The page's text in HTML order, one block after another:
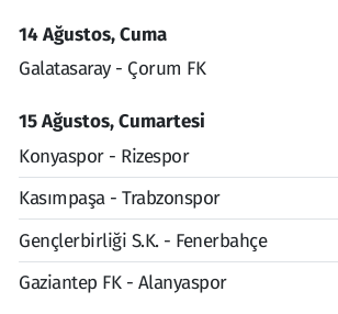
14 Ağustos, Cuma
Galatasaray - Çorum FK
15 Ağustos, Cumartesi
Konyaspor - Rizespor
Kasımpaşa - Trabzonspor
Gençlerbirliği S.K. - Fenerbahçe
Gaziantep FK - Alanyaspor